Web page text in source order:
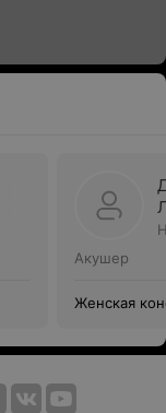
Акушер
Женская